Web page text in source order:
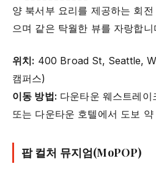
양 북서부 요리를 제공하는 회
으며 같은 탁월한 뷰를 자랑합니
위치: 400 Broad St, Seattle,
캠퍼스)
이동 방법: 다운타운 웨스트레
또는 다운타운 호텔에서 도보
팝 컬처 뮤지엄(MoPOP)